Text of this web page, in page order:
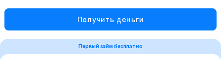
Получить деньги
Первый займ бесплатно